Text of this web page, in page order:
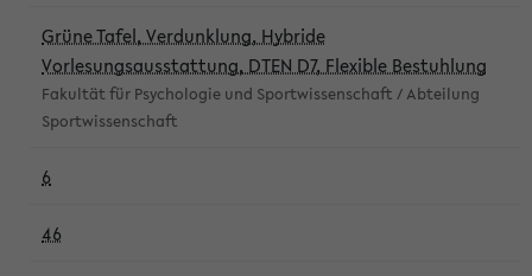
Grüne Tafel, Verdunklung, Hybride
Vorlesungsausstattung, DTEN D7, Flexible Bestuhlung
Fakultät für Psychologie und Sportwissenschaft / Abteilung
Sportwissenschaft
6
46